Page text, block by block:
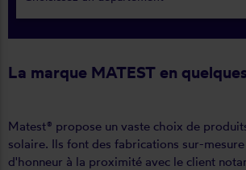
La marque MATEST en
Matest® propose un vaste choix de
solaire. Ils font des fabrications sur-
d'honneur à la proximité avec le client